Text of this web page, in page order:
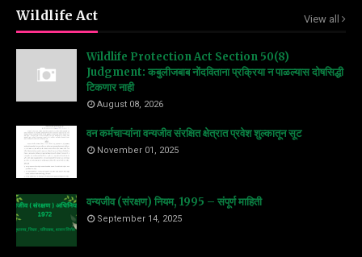
Wildlife Act View all
Wildlife Protection Act Section 50(8)
Judgment: कबुलीजबाब नोंदविताना प्रक्रिया न पाळल्यास दोषसिद्धी
टिकणार नाही
August 08, 2026
वन कर्मचाऱ्यांना वन्यजीव संरक्षित क्षेत्रात प्रवेश शुल्कातून सूट
November 01, 2025
वन्यजीव (संरक्षण) नियम, 1995 – संपूर्ण माहिती
September 14, 2025